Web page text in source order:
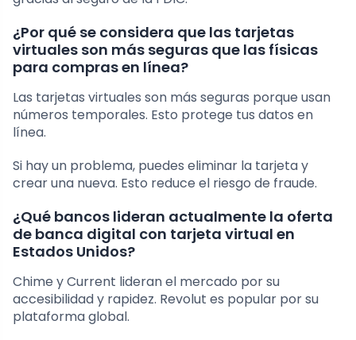
¿Por qué se considera que las tarjetas
virtuales son más seguras que las físicas
para compras en línea?
Las tarjetas virtuales son más seguras porque usan
números temporales. Esto protege tus datos en
línea.
Si hay un problema, puedes eliminar la tarjeta y
crear una nueva. Esto reduce el riesgo de fraude.
¿Qué bancos lideran actualmente la oferta
de banca digital con tarjeta virtual en
Estados Unidos?
Chime y Current lideran el mercado por su
accesibilidad y rapidez. Revolut es popular por su
plataforma global.